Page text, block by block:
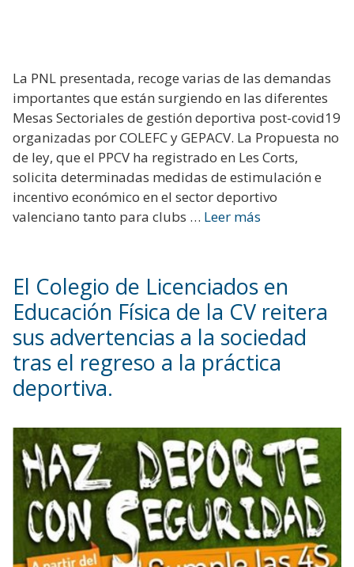
La PNL presentada, recoge varias de las demandas
importantes que están surgiendo en las diferentes
Mesas Sectoriales de gestión deportiva post-covid19
organizadas por COLEFC y GEPACV. La Propuesta no
de ley, que el PPCV ha registrado en Les Corts,
solicita determinadas medidas de estimulación e
incentivo económico en el sector deportivo
valenciano tanto para clubs … Leer más
El Colegio de Licenciados en
Educación Física de la CV reitera
sus advertencias a la sociedad
tras el regreso a la práctica
deportiva.